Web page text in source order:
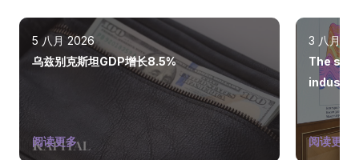
5 八月 2026
乌兹别克斯坦GDP增长8.5%
阅读更多
3 八月
The
industry
阅读更多